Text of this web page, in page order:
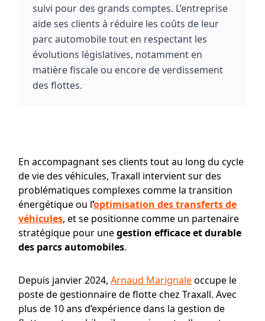
suivi pour des grands comptes. L’entreprise
aide ses clients à réduire les coûts de leur
parc automobile tout en respectant les
évolutions législatives, notamment en
matière fiscale ou encore de verdissement
des flottes.
En accompagnant ses clients tout au long du cycle
de vie des véhicules, Traxall intervient sur des
problématiques complexes comme la transition
énergétique ou l’optimisation des transferts de
véhicules, et se positionne comme un partenaire
stratégique pour unegestion efficace et durable
des parcs automobiles.
Depuis janvier 2024, Arnaud Marignaleoccupe le
poste de gestionnaire de flotte chez Traxall. Avec
plus de 10 ans d’expérience dans la gestion de